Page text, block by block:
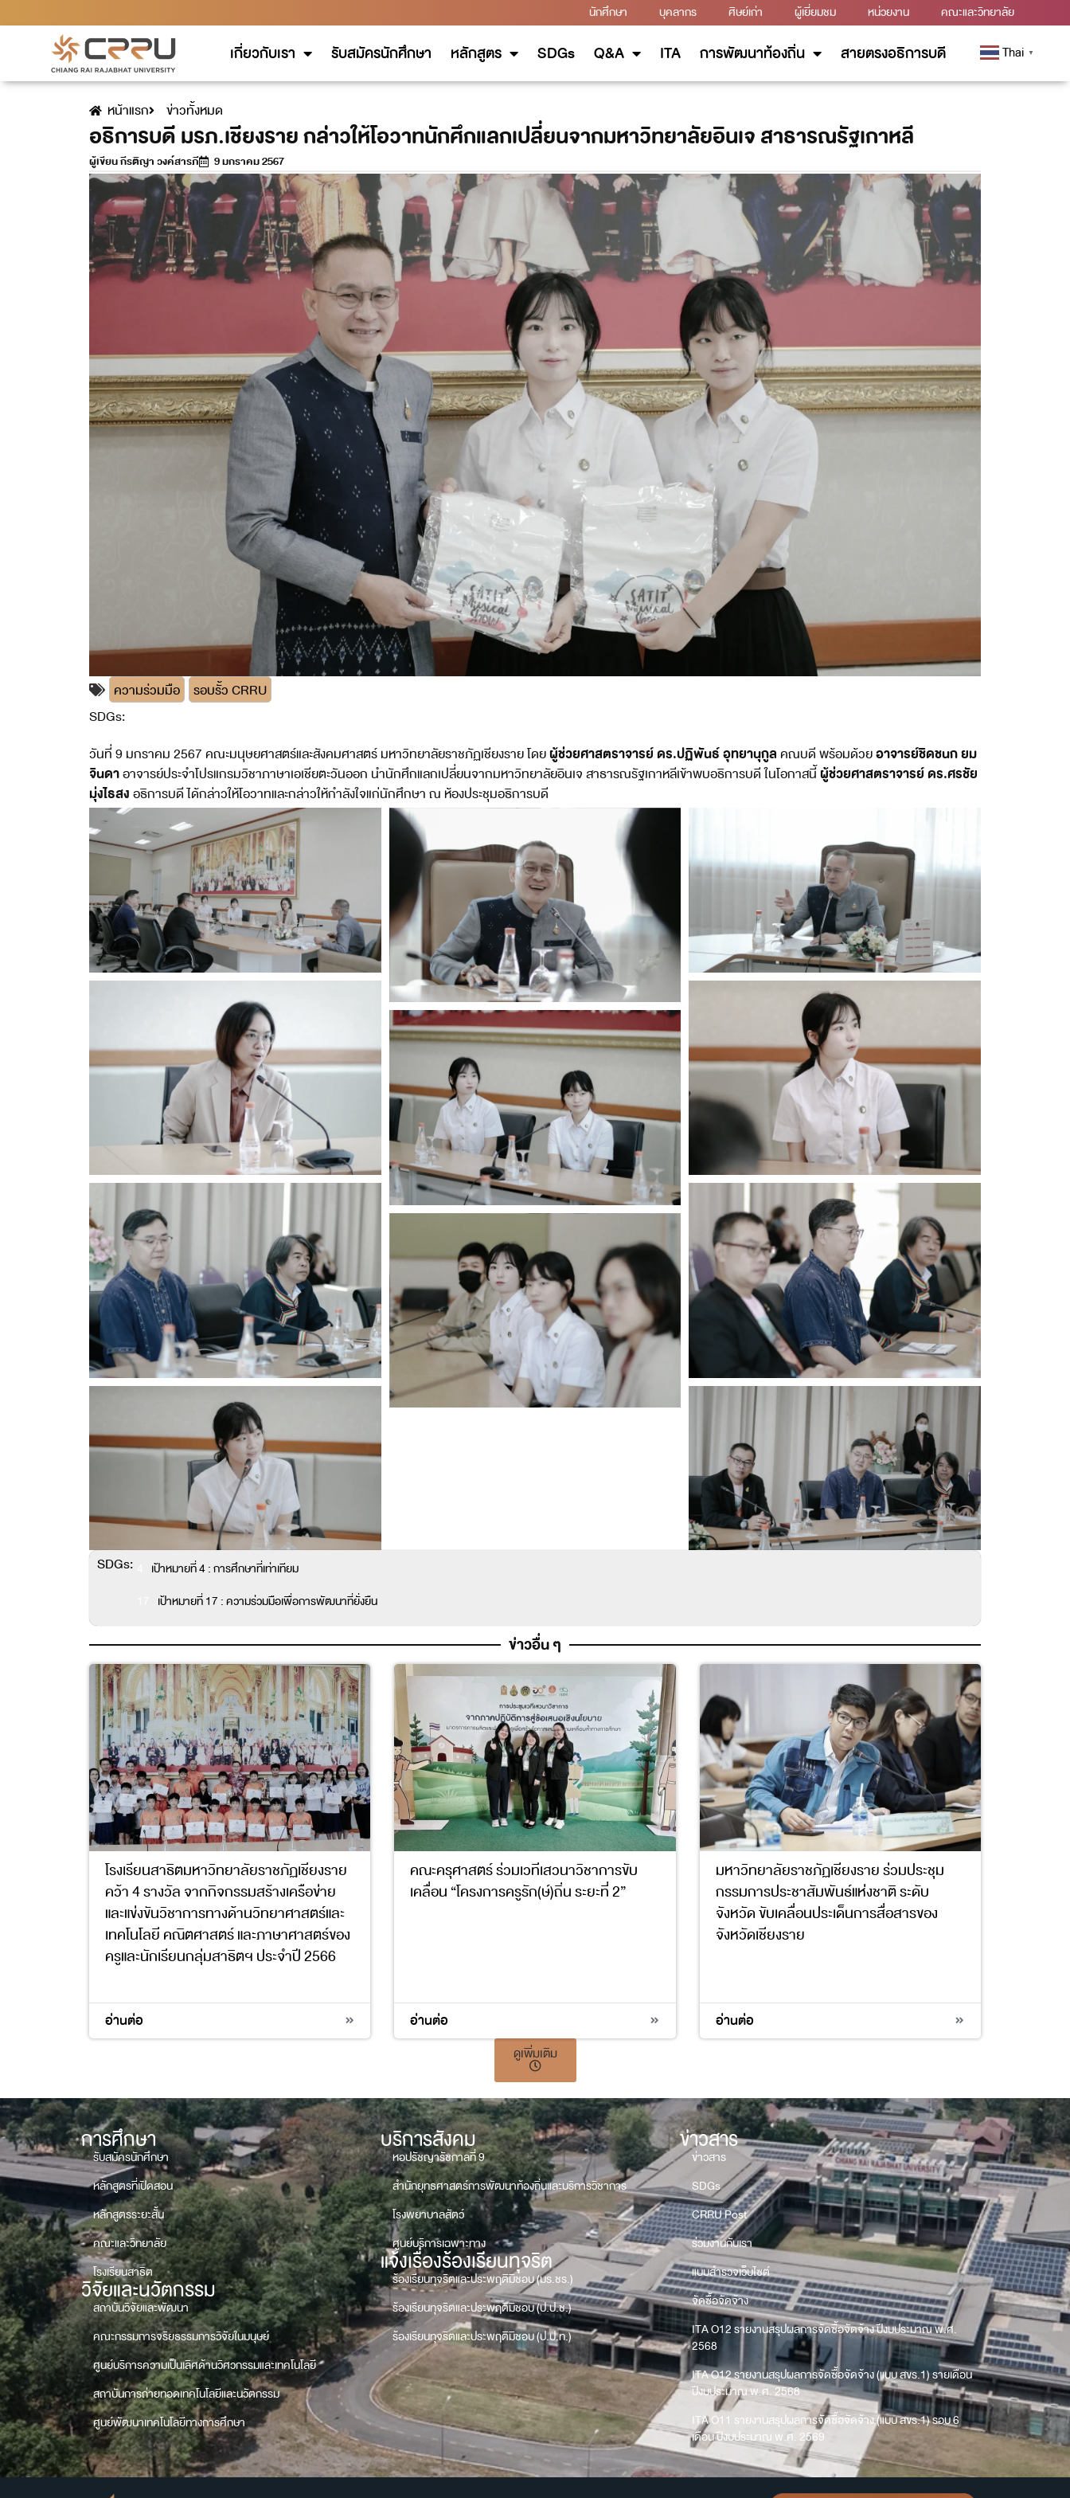
นักศึกษา บุคลากร ศิษย์เก่า ผู้เยี่ยมชม หน่วยงาน คณะและวิทยาลัย
เกี่ยวกับเรา รับสมัครนักศึกษา หลักสูตร SDGs Q&A ITA การพัฒนาท้องถิ่น สายตรงอธิการบดี Thai ▼
หน้าแรก ข่าวทั้งหมด
อธิการบดี มรภ.เชียงราย กล่าวให้โอวาทนักศึกแลกเปลี่ยนจากมหาวิทยาลัยอินเจ สาธารณรัฐเกาหลี
ผู้เขียนกีรติญา วงค์สารภี 9 มกราคม 2567
ความร่วมมือ
รอบรั้ว CRRU
SDGs:
วันที่ 9 มกราคม 2567 คณะมนุษยศาสตร์และสังคมศาสตร์ มหาวิทยาลัยราชภัฏเชียงราย โดยผู้ช่วยศาสตราจารย์ ดร.ปฏิพันธ์ อุทยานุกูล คณบดี พร้อมด้วยอาจารย์ชิดชนก ยม
จินดาอาจารย์ประจำโปรแกรมวิชาภาษาเอเชียตะวันออก นำนักศึกแลกเปลี่ยนจากมหาวิทยาลัยอินเจ สาธารณรัฐเกาหลีเข้าพบอธิการบดี ในโอกาสนี้ผู้ช่วยศาสตราจารย์ ดร.ศรชัย
มุ่งไธสงอธิการบดี ได้กล่าวให้โอวาทและกล่าวให้กำลังใจแก่นักศึกษา ณ ห้องประชุมอธิการบดี
SDGs:
เป้าหมายที่ 4 : การศึกษาที่เท่าเทียม
เป้าหมายที่ 17 : ความร่วมมือเพื่อการพัฒนาที่ยั่งยืน
ข่าวอื่น ๆ
โรงเรียนสาธิตมหาวิทยาลัยราชภัฏเชียงราย
คว้า 4 รางวัล จากกิจกรรมสร้างเครือข่าย
และแข่งขันวิชาการทางด้านวิทยาศาสตร์และ
เทคโนโลยี คณิตศาสตร์ และภาษาศาสตร์ของ
ครูและนักเรียนกลุ่มสาธิตฯ ประจำปี 2566
อ่านต่อ
คณะครุศาสตร์ ร่วมเวทีเสวนาวิชาการขับ
เคลื่อน “โครงการครูรัก(ษ์)ถิ่น ระยะที่ 2”
อ่านต่อ
มหาวิทยาลัยราชภัฏเชียงราย ร่วมประชุม
กรรมการประชาสัมพันธ์แห่งชาติ ระดับ
จังหวัด ขับเคลื่อนประเด็นการสื่อสารของ
จังหวัดเชียงราย
อ่านต่อ
ดูเพิ่มเติม
การศึกษา
รับสมัครนักศึกษา
หลักสูตรที่เปิดสอน
หลักสูตรระยะสั้น
คณะและวิทยาลัย
โรงเรียนสาธิต
วิจัยและนวัตกรรม
สถาบันวิจัยและพัฒนา
คณะกรรมการจริยธรรมการวิจัยในมนุษย์
ศูนย์บริการความเป็นเลิศด้านวิศวกรรมและเทคโนโลยี
สถาบันการถ่ายทอดเทคโนโลยีและนวัตกรรม
ศูนย์พัฒนาเทคโนโลยีทางการศึกษา
บริการสังคม
หอปรัชญารัชกาลที่ 9
สำนักยุทธศาสตร์การพัฒนาท้องถิ่นและบริการวิชาการ
โรงพยาบาลสัตว์
ศูนย์บริการเฉพาะทาง
แจ้งเรื่องร้องเรียนทุจริต
ร้องเรียนทุจริตและประพฤติมิชอบ (มร.ชร.)
ร้องเรียนทุจริตและประพฤติมิชอบ (ป.ป.ช.)
ร้องเรียนทุจริตและประพฤติมิชอบ (ป.ป.ท.)
ข่าวสาร
ข่าวสาร
SDGs
CRRU Post
ร่วมงานกับเรา
แบบสำรวจเว็บไซต์
จัดซื้อจัดจ้าง
ITA O12 รายงานสรุปผลการจัดซื้อจัดจ้าง ปีงบประมาณ พ.ศ.
2568
ITA O12 รายงานสรุปผลการจัดซื้อจัดจ้าง (แบบ สขร.1) รายเดือน
ปีงบประมาณ พ.ศ. 2568
ITA O11 รายงานสรุปผลการจัดซื้อจัดจ้าง (แบบ สขร.1) รอบ 6
เดือน ปีงบประมาณ พ.ศ. 2569